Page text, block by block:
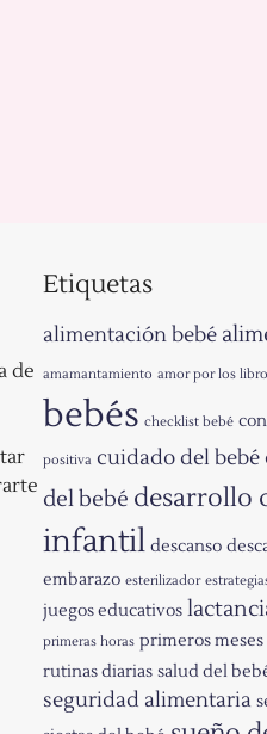
de
Etiquetas
alimentación bebé
amamantamiento amor por los
bebés checklist bebé
positiva cuidado del bebé
del bebé desarrollo
infantil descanso
embarazo esterilizador
juegos educativos
primeras horas primeros meses
rutinas diarias salud del
seguridad alimentaria